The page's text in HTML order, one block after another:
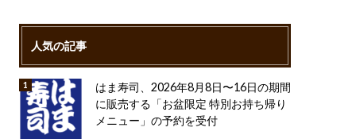
人気の記事
はま寿司、2026年8月8日〜16日の期間
に販売する「お盆限定 特別お持ち帰り
メニュー」の予約を受付